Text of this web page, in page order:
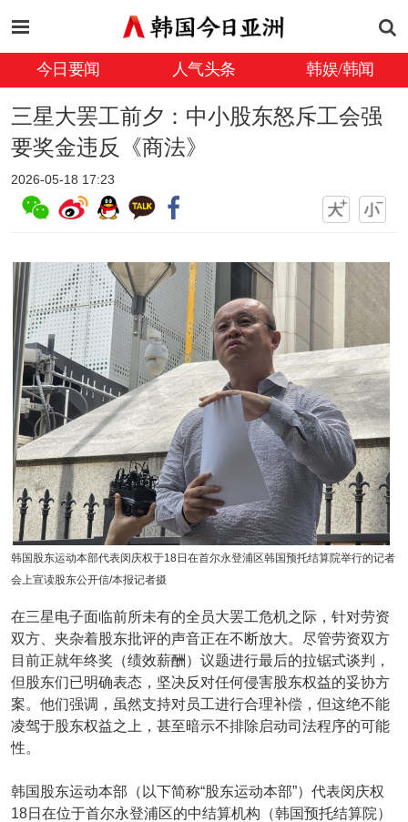
今日要闻 人气头条 韩娱/韩闻
三星大罢工前夕：中小股东怒斥工会强
要奖金违反《商法》
2026-05-18 17:23
韩国股东运动本部代表闵庆权于18日在首尔永登浦区韩国预托结算院举行的记者
会上宣读股东公开信/本报记者摄
在三星电子面临前所未有的全员大罢工危机之际，针对劳资
双方、夹杂着股东批评的声音正在不断放大。尽管劳资双方
目前正就年终奖（绩效薪酬）议题进行最后的拉锯式谈判，
但股东们已明确表态，坚决反对任何侵害股东权益的妥协方
案。他们强调，虽然支持对员工进行合理补偿，但这绝不能
凌驾于股东权益之上，甚至暗示不排除启动司法程序的可能
性。
韩国股东运动本部（以下简称“股东运动本部”）代表闵庆权
18日在位于首尔永登浦区的中结算机构（韩国预托结算院）